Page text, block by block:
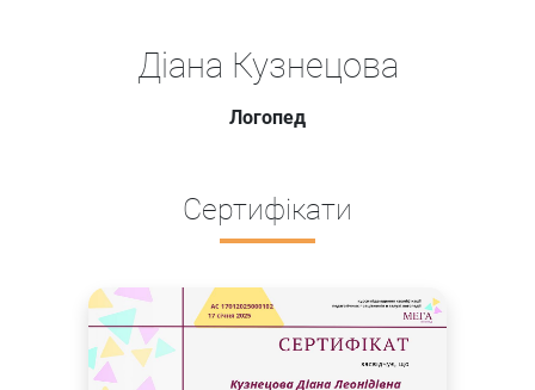
Діана Кузнецова
Логопед
Сертифікати